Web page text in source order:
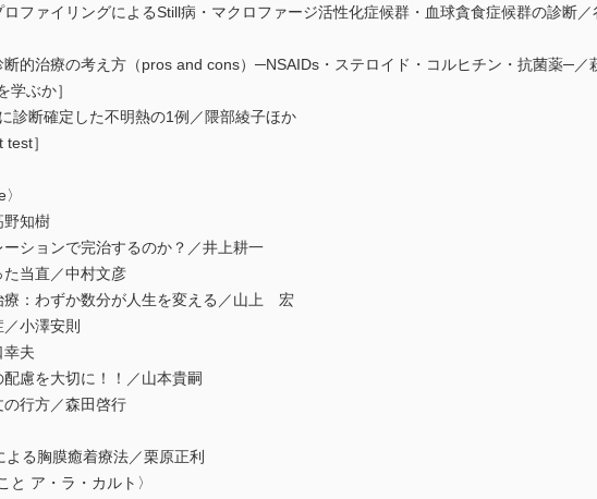
ファイリングによるStill病・マクロファージ活性化症候群・血球貪食症候群の診断
断的治療の考え方（pros and cons）─NSAIDs・ステロイド・コルヒチン・抗菌薬─
学ぶか］
診断確定した不明熱の1例／隈部綾子ほか
］
野知樹
ションで完治するのか？／井上耕一
当直／中村文彦
療：わずか数分が人生を変える／山上 宏
小澤安則
幸夫
慮を大切に！！／山本貴嗣
行方／森田啓行
る胸膜癒着療法／栗原正利
と ア・ラ・カルト〉